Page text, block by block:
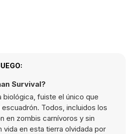
Survival?
biológica, fuiste el único que
Todos, incluidos los
en zombis carnívoros y sin
en esta tierra olvidada por